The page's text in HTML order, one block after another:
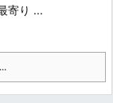
寄り ...